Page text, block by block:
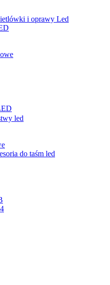
i oprawy Led
led
do taśm led